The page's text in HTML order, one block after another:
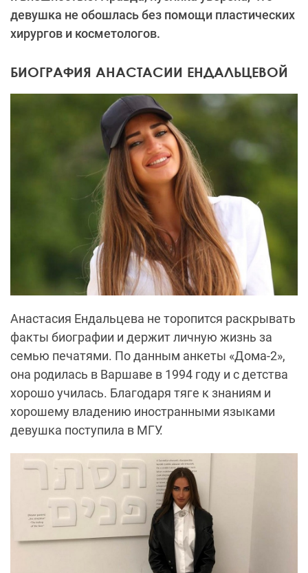
девушка не обошлась без помощи пластических
хирургов и косметологов.
БИОГРАФИЯ АНАСТАСИИ ЕНДАЛЬЦЕВОЙ
Анастасия Ендальцева не торопится раскрывать
факты биографии и держит личную жизнь за
семью печатями. По данным анкеты «Дома-2»,
она родилась в Варшаве в 1994 году и с детства
хорошо училась. Благодаря тяге к знаниям и
хорошему владению иностранными языками
девушка поступила в МГУ.